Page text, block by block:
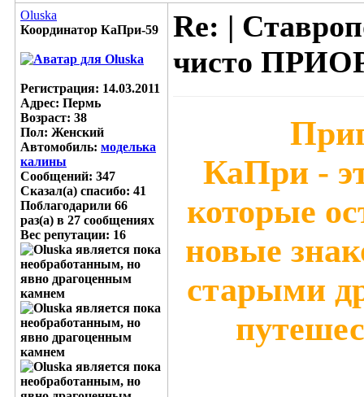
Oluska
Координатор КаПри-59
Регистрация: 14.03.2011
Адрес: Пермь
Возраст: 38
Пол: Женский
Автомобиль: моделька
калины
Сообщений: 347
Сказал(а) спасибо: 41
Поблагодарили 66
раз(а) в 27 сообщениях
Вес репутации: 16
Re: |
чисто
КаПри -
которые
новые
старыми